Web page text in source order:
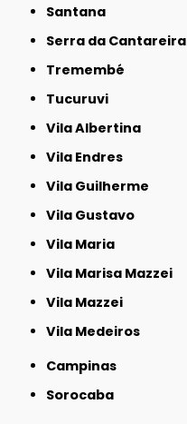
Santana
Serra da Cantareira
Tremembé
Tucuruvi
Vila Albertina
Vila Endres
Vila Guilherme
Vila Gustavo
Vila Maria
Vila Marisa Mazzei
Vila Mazzei
Vila Medeiros
Campinas
Sorocaba